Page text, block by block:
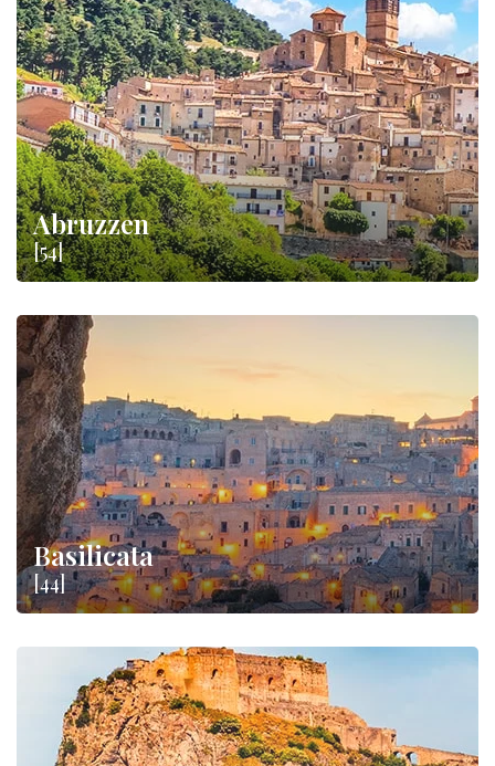
cultuurvan ons land vormen. Een echte smaakroute: kies je
bestemming en de specialiteiten die je wilt proeven!
Abruzzen
[54]
Basilicata
[44]